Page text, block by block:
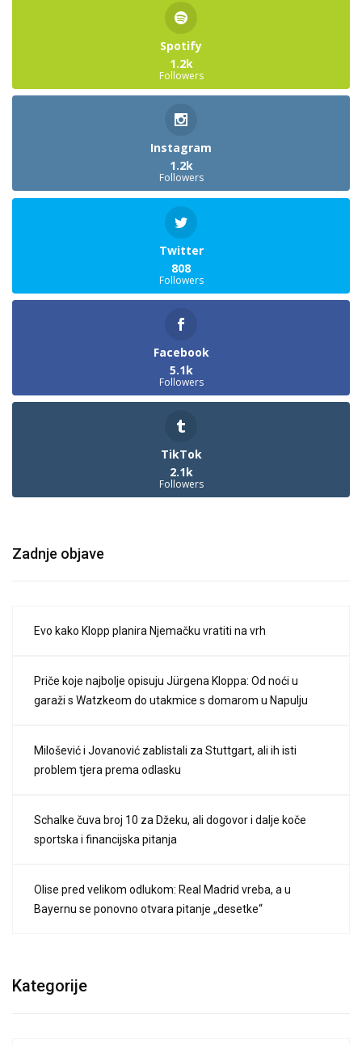
Spotify
1.2k
Followers
Instagram
1.2k
Followers
Twitter
808
Followers
Facebook
5.1k
Followers
TikTok
2.1k
Followers
Zadnje objave
Evo kako Klopp planira Njemačku vratiti na vrh
Priče koje najbolje opisuju Jürgena Kloppa: Od noći u
garaži s Watzkeom do utakmice s domarom u Napulju
Milošević i Jovanović zablistali za Stuttgart, ali ih isti
problem tjera prema odlasku
Schalke čuva broj 10 za Džeku, ali dogovor i dalje koče
sportska i financijska pitanja
Olise pred velikom odlukom: Real Madrid vreba, a u
Bayernu se ponovno otvara pitanje „desetke“
Kategorije